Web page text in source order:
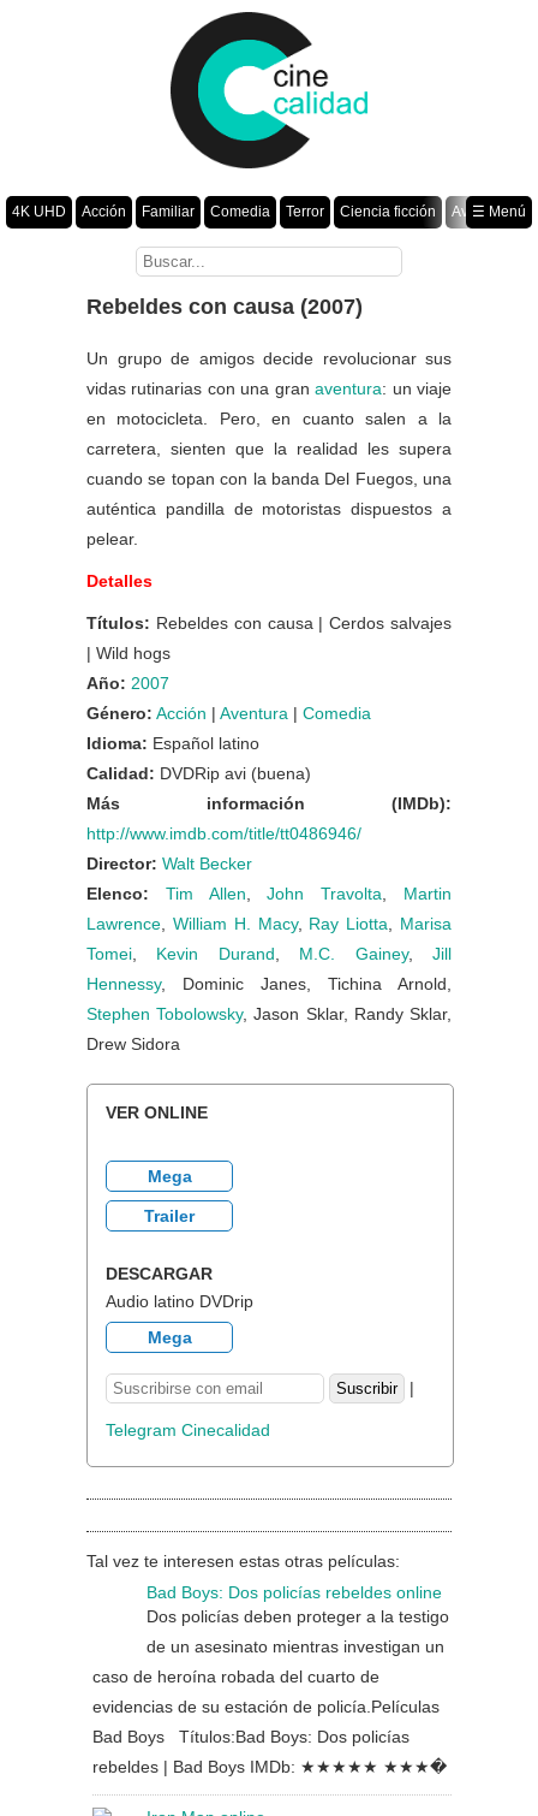
4K UHD Acción Familiar Comedia Terror Ciencia ficción
Aventura
Romance Fantasía Drama Animación Crimen
☰ Menú
Rebeldes con causa (2007)
Un grupo de amigos decide revolucionar sus
vidas rutinarias con una granaventura: un viaje
en motocicleta. Pero, en cuanto salen a la
carretera, sienten que la realidad les supera
cuando se topan con la banda Del Fuegos, una
auténtica pandilla de motoristas dispuestos a
pelear.
Detalles
Títulos: Rebeldes con causa | Cerdos salvajes
| Wild hogs
Año: 2007
Género: Acción | Aventura | Comedia
Idioma: Español latino
Calidad: DVDRip avi (buena)
Más información (IMDb):
http://www.imdb.com/title/tt0486946/
Director: Walt Becker
Elenco: Tim Allen ,John Travolta
Martin
Lawrence
William H. Macy, Ray Liotta
Marisa
Tomei
Kevin Durand M.C. Gainey,Jill
Hennessy, Dominic Janes, Tichina Arnold,
Stephen Tobolowsky, Jason Sklar, Randy Sklar,
Drew Sidora
VER ONLINE
Mega
Trailer
DESCARGAR
Audio latino DVDrip
Mega
|
Telegram Cinecalidad
Tal vez te interesen estas otras películas:
Bad Boys: Dos policías rebeldes online
Dos policías deben proteger a la testigo
de un asesinato mientras investigan un
caso de heroína robada del cuarto de
evidencias de su estación de policía.Películas
Bad Boys Títulos:Bad Boys: Dos policías
rebeldes | Bad Boys IMDb: ★★★★★ ★★★�